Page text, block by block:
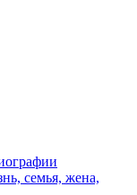
семья, жена,